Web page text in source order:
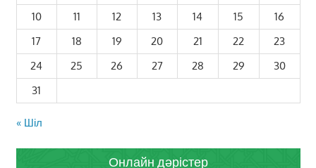
10
11 12 13 14 15
16
17
18 19 20 21 22
23
24
25 26 27 28 29
30
31
« Шіл
Онлайн дәрістер